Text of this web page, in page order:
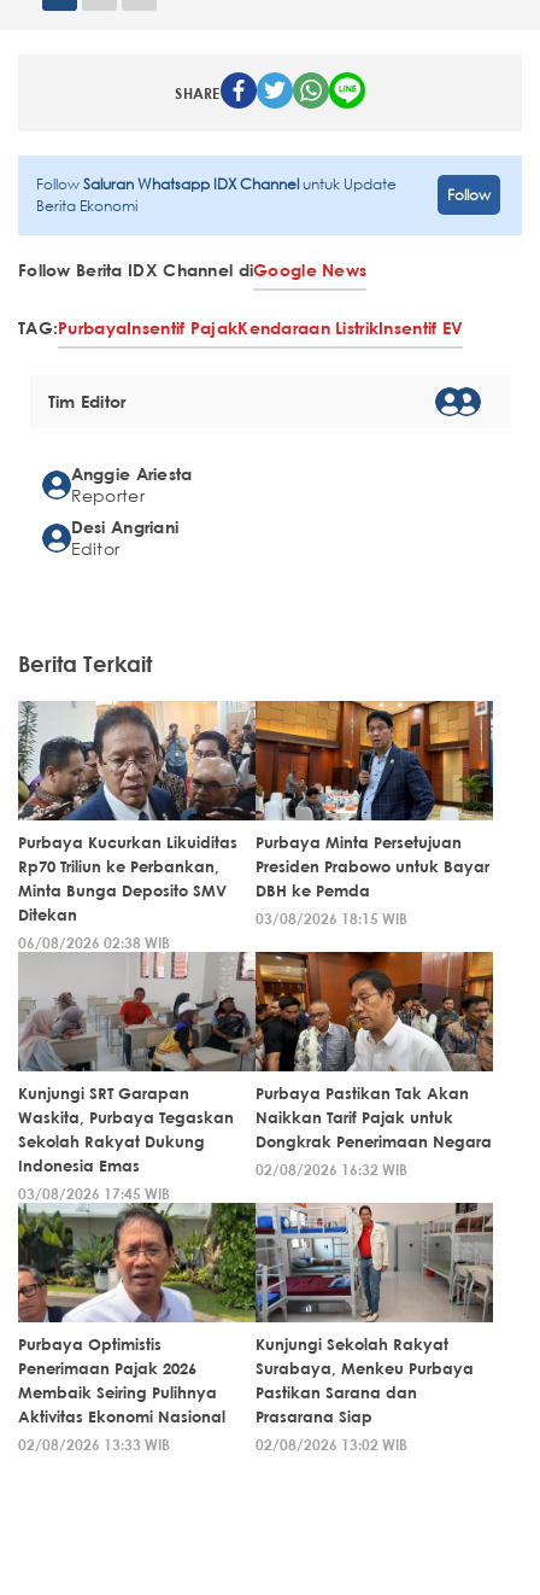
SHARE
FollowSaluran Whatsapp IDX Channeluntuk Update
Berita Ekonomi
Follow
Follow Berita IDX Channel diGoogle News
TAG:PurbayaInsentif PajakKendaraan ListrikInsentif EV
Tim Editor
Anggie Ariesta
Reporter
Desi Angriani
Editor
Berita Terkait
Purbaya Kucurkan Likuiditas
Rp70 Triliun ke Perbankan,
Minta Bunga Deposito SMV
Ditekan
06/08/2026 02:38 WIB
Purbaya Minta Persetujuan
Presiden Prabowo untuk Bayar
DBH ke Pemda
03/08/2026 18:15 WIB
Kunjungi SRT Garapan
Waskita, Purbaya Tegaskan
Sekolah Rakyat Dukung
Indonesia Emas
03/08/2026 17:45 WIB
Purbaya Pastikan Tak Akan
Naikkan Tarif Pajak untuk
Dongkrak Penerimaan Negara
02/08/2026 16:32 WIB
Purbaya Optimistis
Penerimaan Pajak 2026
Membaik Seiring Pulihnya
Aktivitas Ekonomi Nasional
02/08/2026 13:33 WIB
Kunjungi Sekolah Rakyat
Surabaya, Menkeu Purbaya
Pastikan Sarana dan
Prasarana Siap
02/08/2026 13:02 WIB